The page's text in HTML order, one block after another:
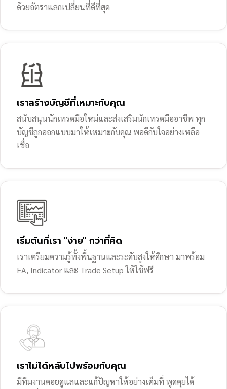
ด้วยอัตราแลกเปลี่ยนที่ดีที่สุด
เราสร้างบัญชีที่เหมาะกับคุณ
สนับสนุนนักเทรดมือใหม่และส่งเสริมนักเทรดมืออาชีพ ทุก
บัญชีถูกออกแบบมาให้เหมาะกับคุณ พอดีกับใจอย่างเหลือ
เชื่อ
เริ่มต้นที่เรา "ง่าย" กว่าที่คิด
เราเตรียมความรู้ทั้งพื้นฐานและระดับสูงให้ศึกษา มาพร้อม
EA, Indicator และ Trade Setup ให้ใช้ฟรี
เราไม่ได้หลับไปพร้อมกับคุณ
มีทีมงานคอยดูแลและแก้ปัญหาให้อย่างเต็มที่ พูดคุยได้